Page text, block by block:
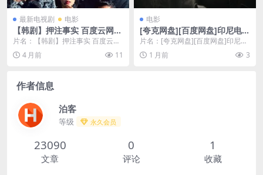
最新电视剧 电影
【韩剧】押注事实 百度云网盘
夸克下载（2026） 夸克网盘
保存
片名：【韩剧】押注事实 百度云网
盘夸克下载（2026） 夸克网盘保存
分类：电影...
4 月前 11
电影
[夸克网盘][百度网盘]印尼电影
《嗜血魔灵》（2023）恐怖
片名：[夸克网盘][百度网盘]印尼电
影《嗜血魔灵》（2023）恐怖 分
类：电影 ...
1 月前 3
作者信息
泊客
等级 永久会员
23090
文章
0
评论
1
收藏